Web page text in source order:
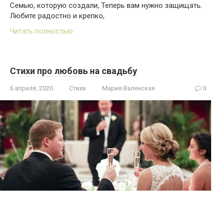
Семью, которую создали, Теперь вам нужно защищать.
Любите радостно и крепко,
Читать полностью
Стихи про любовь на свадьбу
6 апреля, 2020 Стихи Мария Валенская 0